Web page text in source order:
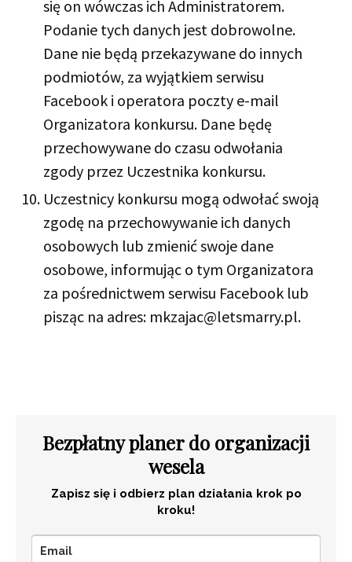
się on wówczas ich Administratorem.
Podanie tych danych jest dobrowolne.
Dane nie będą przekazywane do innych
podmiotów, za wyjątkiem serwisu
Facebook i operatora poczty e-mail
Organizatora konkursu. Dane będę
przechowywane do czasu odwołania
zgody przez Uczestnika konkursu.
Uczestnicy konkursu mogą odwołać swoją
zgodę na przechowywanie ich danych
osobowych lub zmienić swoje dane
osobowe, informując o tym Organizatora
za pośrednictwem serwisu Facebook lub
pisząc na adres: mkzajac@letsmarry.pl.
Bezpłatny planer do organizacji
wesela
Zapisz się i odbierz plan działania krok po
kroku!